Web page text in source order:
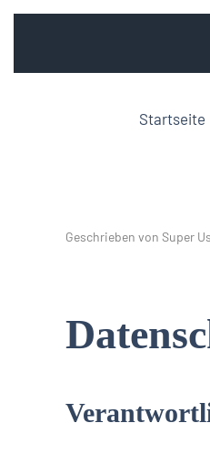
Startseite
Geschrieben von Super